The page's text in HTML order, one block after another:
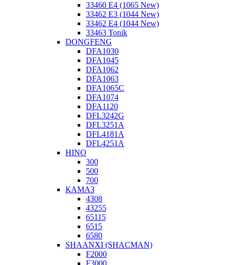
33460 E4 (1065 New)
33462 E3 (1044 New)
33462 E4 (1044 New)
33463 Tonik
DONGFENG
DFA1030
DFA1045
DFA1062
DFA1063
DFA1065C
DFA1074
DFA1120
DFL3242G
DFL3251A
DFL4181A
DFL4251A
HINO
300
500
700
КАМАЗ
4308
43255
65115
6515
6580
SHAANXI (SHACMAN)
F2000